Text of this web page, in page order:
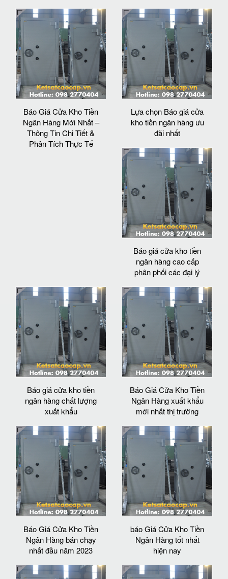
Báo Giá Cửa Kho Tiền
Ngân Hàng Mới Nhất –
Thông Tin Chi Tiết &
Phân Tích Thực Tế
Lựa chọn Báo giá cửa
kho tiền ngân hàng ưu
đãi nhất
Báo giá cửa kho tiền
ngân hàng cao cấp
phân phối các đại lý
Báo giá cửa kho tiền
ngân hàng chất lượng
xuất khẩu
Báo Giá Cửa Kho Tiền
Ngân Hàng xuất khẩu
mới nhất thị trường
Báo Giá Cửa Kho Tiền
Ngân Hàng bán chạy
nhất đầu năm 2023
báo Giá Cửa Kho Tiền
Ngân Hàng tốt nhất
hiện nay